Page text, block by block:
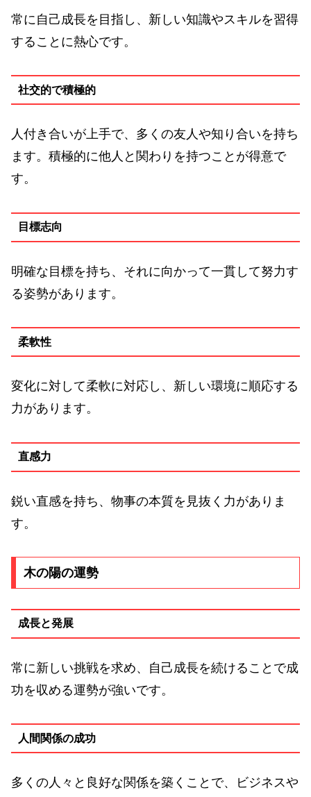
常に自己成長を目指し、新しい知識やスキルを習得
することに熱心です。
社交的で積極的
人付き合いが上手で、多くの友人や知り合いを持ち
ます。積極的に他人と関わりを持つことが得意で
す。
目標志向
明確な目標を持ち、それに向かって一貫して努力す
る姿勢があります。
柔軟性
変化に対して柔軟に対応し、新しい環境に順応する
力があります。
直感力
鋭い直感を持ち、物事の本質を見抜く力がありま
す。
木の陽の運勢
成長と発展
常に新しい挑戦を求め、自己成長を続けることで成
功を収める運勢が強いです。
人間関係の成功
多くの人々と良好な関係を築くことで、ビジネスや